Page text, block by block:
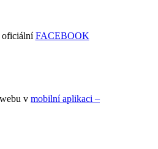
oficiálníFACEBOOK
v mobilní aplikaci –